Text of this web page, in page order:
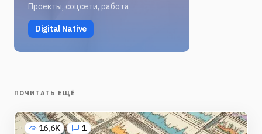
Проекты, соцсети, работа
Digital Native
ПОЧИТАТЬ ЕЩЁ
16,6K 1